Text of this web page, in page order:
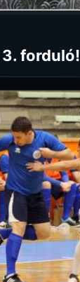
forduló!